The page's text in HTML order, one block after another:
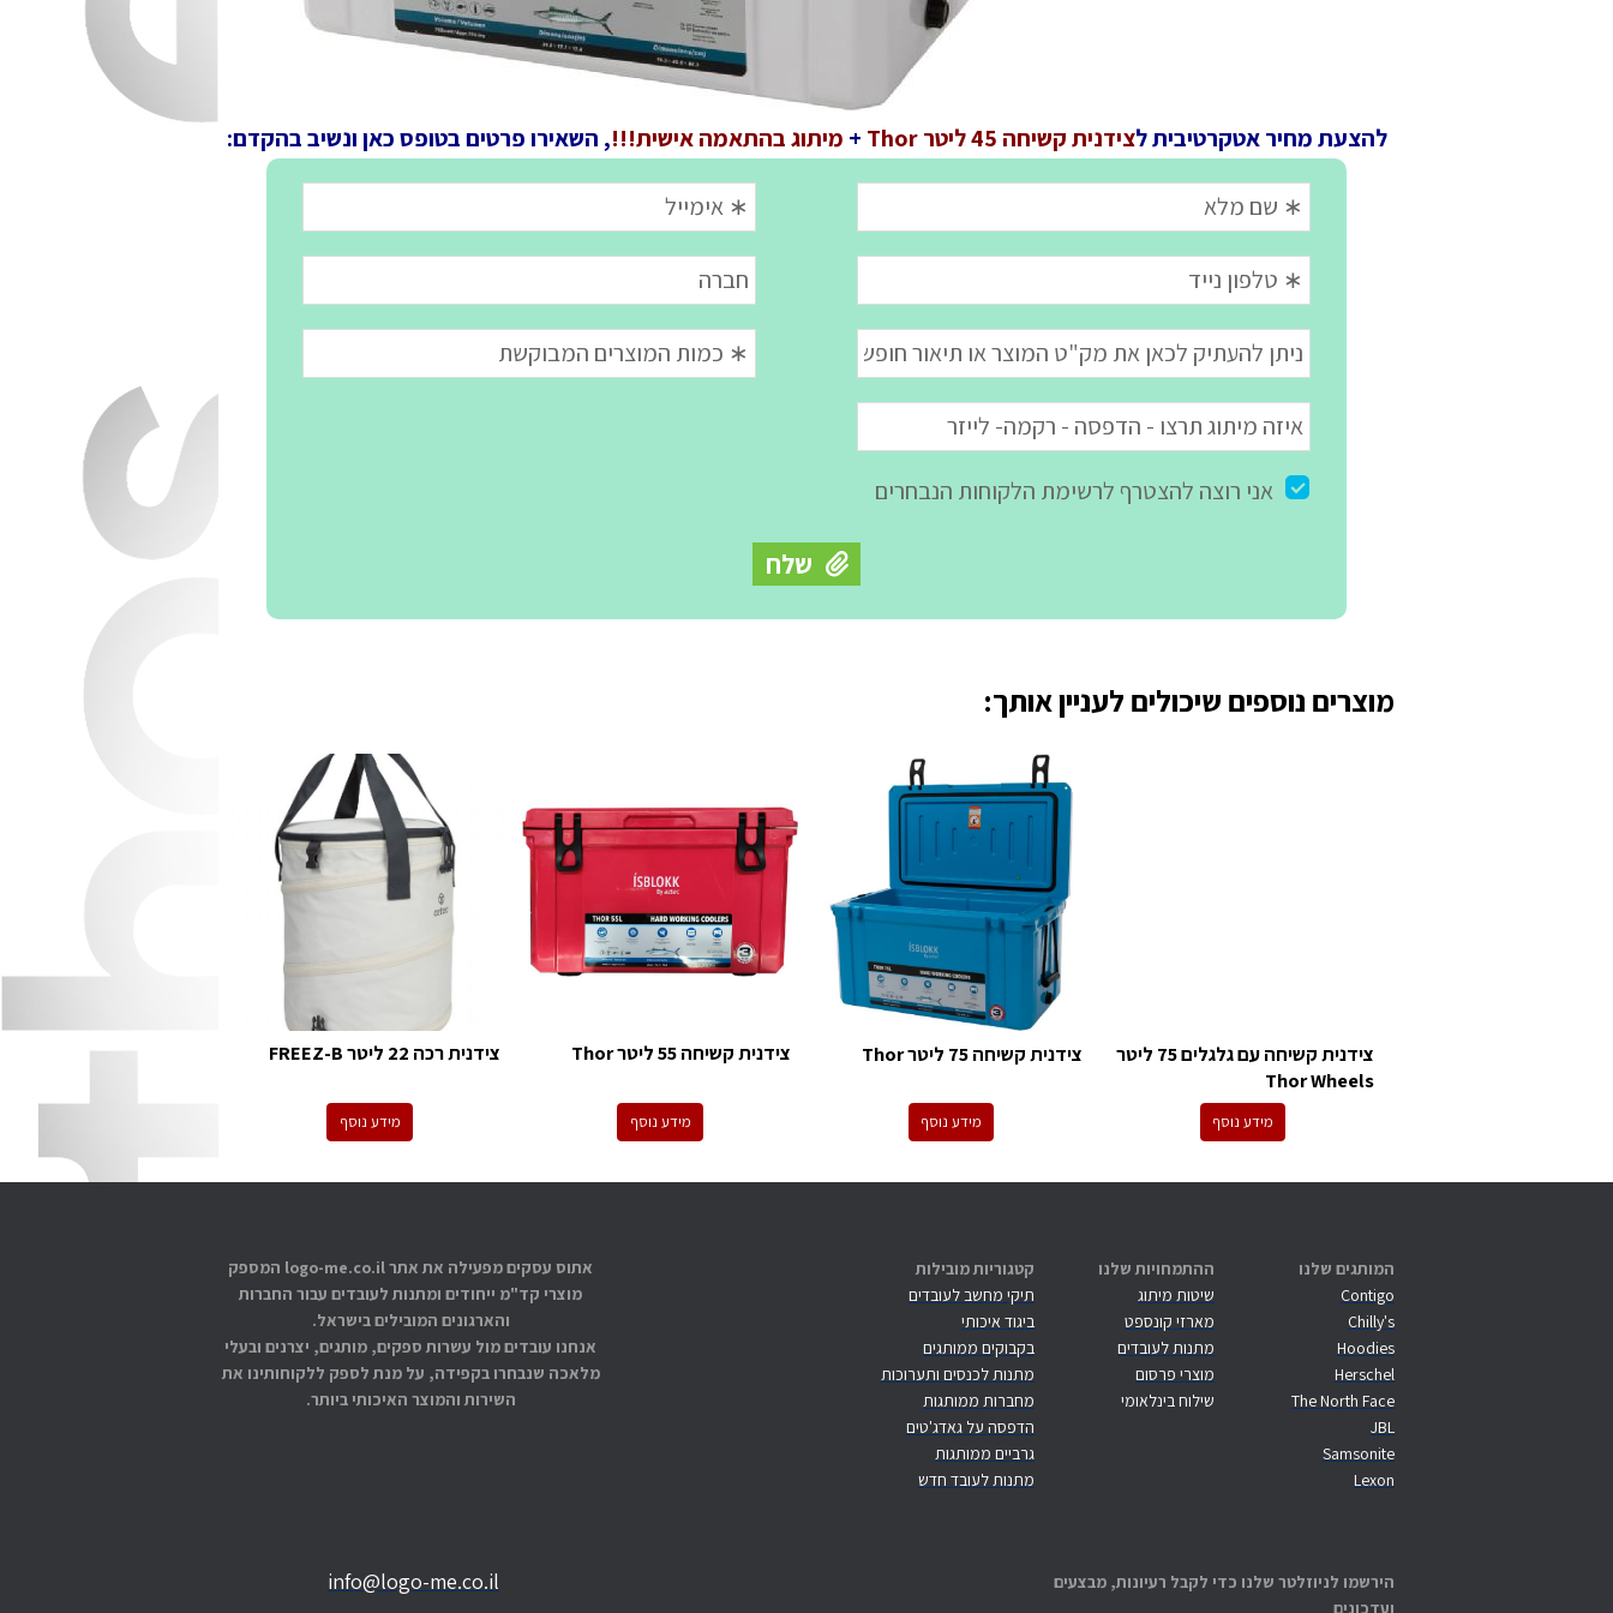
להצעת מחיר אטקרטיבית לצידנית קשיחה 45 ליטר Thor + מיתוג בהתאמה אישית!!!, השאירו פרטים בטופס כאן ונשיב בהקדם:
מוצרים נוספים שיכולים לעניין אותך:
צידנית קשיחה עם גלגלים 75 ליטר
Thor Wheels
מידע נוסף
צידנית קשיחה 75 ליטר Thor
מידע נוסף
צידנית קשיחה 55 ליטר Thor
מידע נוסף
צידנית רכה 22 ליטר FREEZ-B
מידע נוסף
המותגים שלנו
Contigo
Chilly's
Hoodies
Herschel
The North Face
JBL
Samsonite
Lexon
ההתמחויות שלנו
שיטות מיתוג
מארזי קונספט
מתנות לעובדים
מוצרי פרסום
שילוח בינלאומי
קטגוריות מובילות
תיקי מחשב לעובדים
ביגוד איכותי
בקבוקים ממותגים
מתנות לכנסים ותערוכות
מחברות ממותגות
הדפסה על גאדג'טים
גרביים ממותגות
מתנות לעובד חדש
אתוס עסקים מפעילה את אתר logo-me.co.il המספק
מוצרי קד"מ ייחודים ומתנות לעובדים עבור החברות
והארגונים המובילים בישראל.
אנחנו עובדים מול עשרות ספקים, מותגים, יצרנים ובעלי
מלאכה שנבחרו בקפידה, על מנת לספק ללקוחותינו את
השירות והמוצר האיכותי ביותר.
הירשמו לניוזלטר שלנו כדי לקבל רעיונות, מבצעים
ועדכונים
info@logo-me.co.il